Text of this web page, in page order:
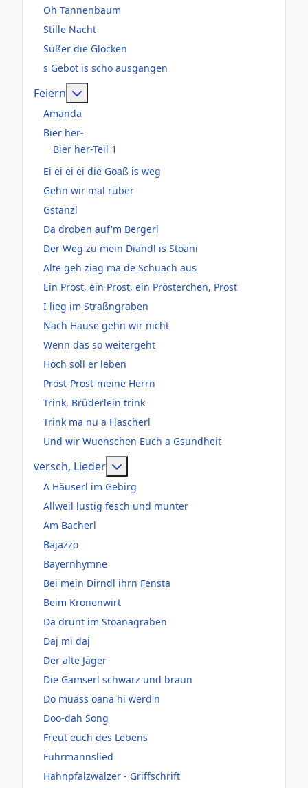
Oh Tannenbaum
Stille Nacht
Süßer die Glocken
s Gebot is scho ausgangen
Feiern
Amanda
Bier her-
Bier her-Teil 1
Ei ei ei ei die Goaß is weg
Gehn wir mal rüber
Gstanzl
Da droben auf'm Bergerl
Der Weg zu mein Diandl is Stoani
Alte geh ziag ma de Schuach aus
Ein Prost, ein Prost, ein Prösterchen, Prost
I lieg im Straßngraben
Nach Hause gehn wir nicht
Wenn das so weitergeht
Hoch soll er leben
Prost-Prost-meine Herrn
Trink, Brüderlein trink
Trink ma nu a Flascherl
Und wir Wuenschen Euch a Gsundheit
versch, Lieder
A Häuserl im Gebirg
Allweil lustig fesch und munter
Am Bacherl
Bajazzo
Bayernhymne
Bei mein Dirndl ihrn Fensta
Beim Kronenwirt
Da drunt im Stoanagraben
Daj mi daj
Der alte Jäger
Die Gamserl schwarz und braun
Do muass oana hi werd'n
Doo-dah Song
Freut euch des Lebens
Fuhrmannslied
Hahnpfalzwalzer - Griffschrift